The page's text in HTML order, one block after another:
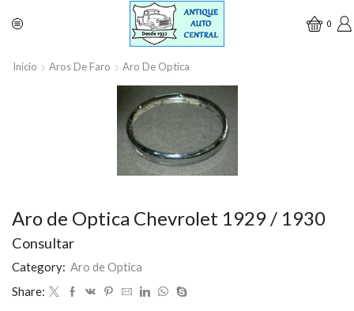
0
Inicio Aros De Faro Aro De Optica
Aro de Optica Chevrolet 1929 / 1930
Consultar
Category: Aro de Optica
Share: